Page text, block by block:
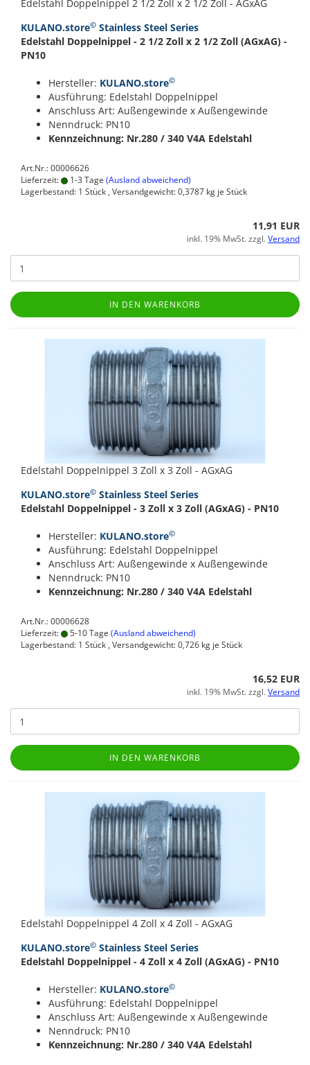
Edelstahl Doppelnippel 2 1/2 Zoll x 2 1/2 Zoll - AGxAG
KULANO.store© Stainless Steel Series
Edelstahl Doppelnippel - 2 1/2 Zoll x 2 1/2 Zoll (AGxAG) -
PN10
Hersteller: KULANO.store©
Ausführung: Edelstahl Doppelnippel
Anschluss Art: Außengewinde x Außengewinde
Nenndruck: PN10
Kennzeichnung: Nr.280 / 340 V4A Edelstahl
Art.Nr.: 00006626
Lieferzeit:
1-3 Tage (Ausland abweichend)
Lagerbestand: 1 Stück , Versandgewicht:0,3787 kg je Stück
11,91 EUR
inkl. 19% MwSt. zzgl.Versand
IN DEN WARENKORB
Edelstahl Doppelnippel 3 Zoll x 3 Zoll - AGxAG
KULANO.store© Stainless Steel Series
Edelstahl Doppelnippel - 3 Zoll x 3 Zoll (AGxAG) - PN10
Hersteller: KULANO.store©
Ausführung: Edelstahl Doppelnippel
Anschluss Art: Außengewinde x Außengewinde
Nenndruck: PN10
Kennzeichnung: Nr.280 / 340 V4A Edelstahl
Art.Nr.: 00006628
Lieferzeit:
5-10 Tage (Ausland abweichend)
Lagerbestand: 1 Stück , Versandgewicht:0,726 kg je Stück
16,52 EUR
inkl. 19% MwSt. zzgl.Versand
IN DEN WARENKORB
Edelstahl Doppelnippel 4 Zoll x 4 Zoll - AGxAG
KULANO.store© Stainless Steel Series
Edelstahl Doppelnippel - 4 Zoll x 4 Zoll (AGxAG) - PN10
Hersteller: KULANO.store©
Ausführung: Edelstahl Doppelnippel
Anschluss Art: Außengewinde x Außengewinde
Nenndruck: PN10
Kennzeichnung: Nr.280 / 340 V4A Edelstahl